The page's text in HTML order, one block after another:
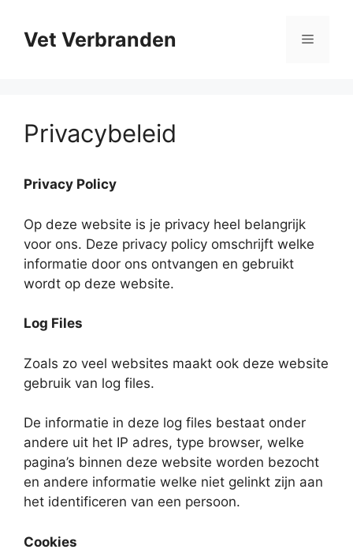
naarVet Verbranden Menu
Privacybeleid
Privacy Policy
Op deze website is je privacy heel belangrijk
voor ons. Deze privacy policy omschrijft welke
informatie door ons ontvangen en gebruikt
wordt op deze website.
Log Files
Zoals zo veel websites maakt ook deze website
gebruik van log files.
De informatie in deze log files bestaat onder
andere uit het IP adres, type browser, welke
pagina’s binnen deze website worden bezocht
en andere informatie welke niet gelinkt zijn aan
het identificeren van een persoon.
Cookies